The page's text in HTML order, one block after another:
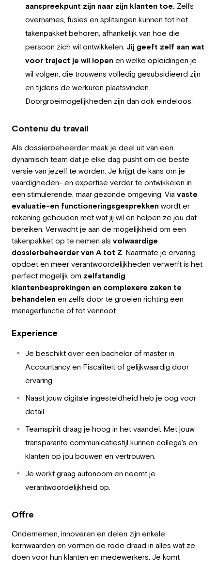
aanspreekpunt zijn naar zijn klanten toe. Zelfs
overnames, fusies en splitsingen kunnen tot het
takenpakket behoren, afhankelijk van hoe die
persoon zich wil ontwikkelen. Jij geeft zelf aan wat
voor traject je wil lopen en welke opleidingen je
wil volgen, die trouwens volledig gesubsidieerd zijn
en tijdens de werkuren plaatsvinden.
Doorgroeimogelijkheden zijn dan ook eindeloos.
Contenu du travail
Als dossierbeheerder maak je deel uit van een
dynamisch team dat je elke dag pusht om de beste
versie van jezelf te worden. Je krijgt de kans om je
vaardigheden- en expertise verder te ontwikkelen in
een stimulerende, maar gezonde omgeving. Via vaste
evaluatie-en functioneringsgesprekken wordt er
rekening gehouden met wat jij wil en helpen ze jou dat
bereiken. Verwacht je aan de mogelijkheid om een
takenpakket op te nemen als volwaardige
dossierbeheerder van A tot Z. Naarmate je ervaring
opdoet en meer verantwoordelijkheden verwerft is het
perfect mogelijk om zelfstandig
klantenbesprekingen en complexere zaken te
behandelen en zelfs door te groeien richting een
managerfunctie of tot vennoot.
Experience
Je beschikt over een bachelor of master in
Accountancy en Fiscaliteit of gelijkwaardig door
ervaring.
Naast jouw digitale ingesteldheid heb je oog voor
detail.
Teamspirit draag je hoog in het vaandel. Met jouw
transparante communicatiestijl kunnen collega's en
klanten op jou bouwen en vertrouwen.
Je werkt graag autonoom en neemt je
verantwoordelijkheid op.
Offre
Ondernemen, innoveren en delen zijn enkele
kernwaarden en vormen de rode draad in alles wat ze
doen voor hun klanten en medewerkers. Je komt